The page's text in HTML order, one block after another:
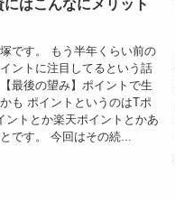
はこんなにメリット
です。 もう半年くらい前の
ントに注目してるという話
最後の望み】ポイントで生
も ポイントというのはTポ
ントとか楽天ポイントとかあ
です。 今回はその続...